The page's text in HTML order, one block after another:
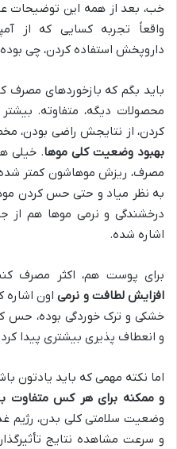
خب، بعد از همه این توضیحات
داروپخش استفاده کردن، چی
باید بگم که بازخوردهای مصرف
محصولات دیگه، متفاوته.
کردن، از نتایجش راضی بودن،
بهبود وضعیت کلی موها. خیلی
مصرف، ریزش موهاشون کمتر
به نظر میاد و حتی حس کردن
درخشندگی و نرمی موها هم
اشاره شده.
برای پوست هم، اکثر مصرف
افزایش لطافت و نرمیاون
خشکی و ترک خوردگی بوده، حس
و انعطاف پذیری بیشتری پیدا
اما نکته مهمی که باید یادتون
و ممکنه برای هر کس متفاوت
وضعیت سلامتی کلی بدن، رژیم
و سرعت مشاهده نتایج